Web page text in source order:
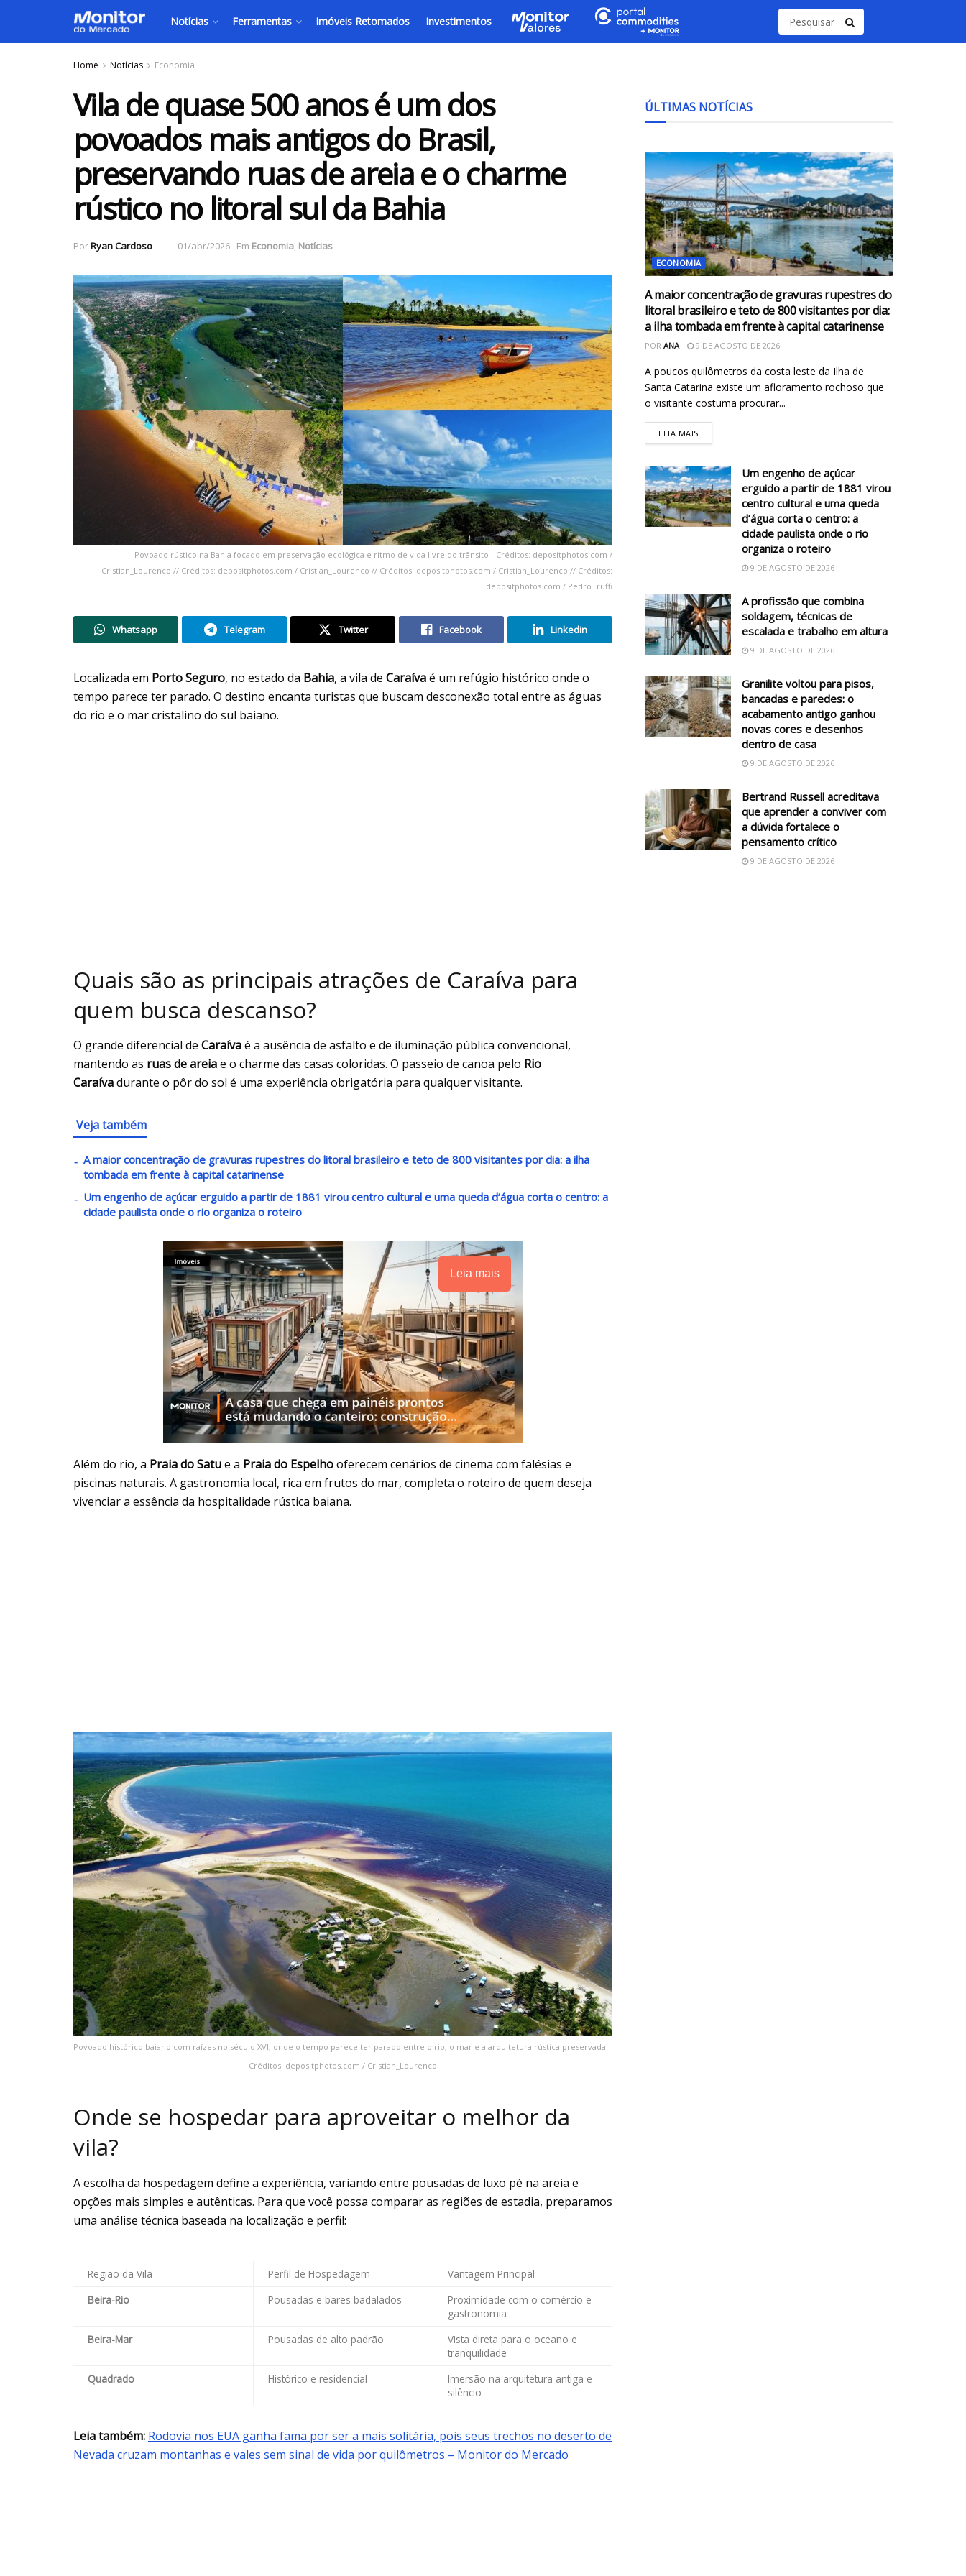
Notícias Ferramentas Imóveis Retomados Investimentos
Home Notícias Economia
Vila de quase 500 anos é um dos
povoados mais antigos do Brasil,
preservando ruas de areia e o charme
rústico no litoral sul da Bahia
PorRyan Cardoso 01/abr/2026 Em Economia, Notícias
Povoado rústico na Bahia focado em preservação ecológica e ritmo de vida livre do trânsito - Créditos: depositphotos.com /
Cristian_Lourenco // Créditos: depositphotos.com / Cristian_Lourenco // Créditos: depositphotos.com / Cristian_Lourenco // Créditos:
depositphotos.com / PedroTruffi
Whatsapp Telegram Twitter Facebook Linkedin
Localizada em Porto Seguro, no estado da Bahia, a vila de Caraívaé um refúgio histórico onde o
tempo parece ter parado. O destino encanta turistas que buscam desconexão total entre as águas
do rio e o mar cristalino do sul baiano.
Quais são as principais atrações de Caraíva para
quem busca descanso?
O grande diferencial de Caraívaé a ausência de asfalto e de iluminação pública convencional,
mantendo as ruas de areiae o charme das casas coloridas. O passeio de canoa pelo Rio
Caraívadurante o pôr do sol é uma experiência obrigatória para qualquer visitante.
Veja também
A maior concentração de gravuras rupestres do litoral brasileiro e teto de 800 visitantes por dia: a ilha
tombada em frente à capital catarinense
Um engenho de açúcar erguido a partir de 1881 virou centro cultural e uma queda d’água corta o centro: a
cidade paulista onde o rio organiza o roteiro
Leia mais
Além do rio, a Praia do Satue a Praia do Espelhooferecem cenários de cinema com falésias e
piscinas naturais. A gastronomia local, rica em frutos do mar, completa o roteiro de quem deseja
vivenciar a essência da hospitalidade rústica baiana.
Povoado histórico baiano com raízes no século XVI, onde o tempo parece ter parado entre o rio, o mar e a arquitetura rústica preservada –
Créditos: depositphotos.com / Cristian_Lourenco
Onde se hospedar para aproveitar o melhor da
vila?
A escolha da hospedagem define a experiência, variando entre pousadas de luxo pé na areia e
opções mais simples e autênticas. Para que você possa comparar as regiões de estadia, preparamos
uma análise técnica baseada na localização e perfil:
Região da Vila Perfil de Hospedagem
Vantagem Principal
Beira-Rio
Pousadas e bares badalados
Proximidade com o comércio e
gastronomia
Beira-Mar
Pousadas de alto padrão
Vista direta para o oceano e
tranquilidade
Quadrado
Histórico e residencial
Imersão na arquitetura antiga e
silêncio
Leia também: Rodovia nos EUA ganha fama por ser a mais solitária, pois seus trechos no deserto de
Nevada cruzam montanhas e vales sem sinal de vida por quilômetros – Monitor do Mercado
ÚLTIMAS NOTÍCIAS
ECONOMIA
A maior concentração de gravuras rupestres do
litoral brasileiro e teto de 800 visitantes por dia:
a ilha tombada em frente à capital catarinense
POR ANA 9 DE AGOSTO DE 2026
A poucos quilômetros da costa leste da Ilha de
Santa Catarina existe um afloramento rochoso que
o visitante costuma procurar...
LEIA MAIS
Um engenho de açúcar
erguido a partir de 1881 virou
centro cultural e uma queda
d’água corta o centro: a
cidade paulista onde o rio
organiza o roteiro
9 DE AGOSTO DE 2026
A profissão que combina
soldagem, técnicas de
escalada e trabalho em altura
9 DE AGOSTO DE 2026
Granilite voltou para pisos,
bancadas e paredes: o
acabamento antigo ganhou
novas cores e desenhos
dentro de casa
9 DE AGOSTO DE 2026
Bertrand Russell acreditava
que aprender a conviver com
a dúvida fortalece o
pensamento crítico
9 DE AGOSTO DE 2026